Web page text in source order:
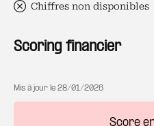
Chiffres non disponibles
Scoring financier
Mis à jour le 28/01/2026
Score